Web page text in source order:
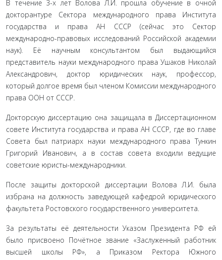
В течение 3-х лет Волова Л.И. прошла обучение в очной
докторантуре Сектора международного права Института
государства и права АН СССР (сейчас это Сектор
международно-правовых исследований Российской академии
наук). Её научным консультантом был выдающийся
представитель науки международного права Ушаков Николай
Александрович, доктор юридических наук, профессор,
который долгое время был членом Комиссии международного
права ООН от СССР.
Докторскую диссертацию она защищала в Диссертационном
совете Института государства и права АН СССР, где во главе
Совета был патриарх науки международного права Тункин
Григорий Иванович, а в состав совета входили ведущие
советские юристы-международники.
После защиты докторской диссертации Волова Л.И. была
избрана на должность заведующей кафедрой юридического
факультета Ростовского государственного университета.
За результаты её деятельности Указом Президента РФ ей
было присвоено Почётное звание «Заслуженный работник
высшей школы РФ», а Приказом Ректора Южного